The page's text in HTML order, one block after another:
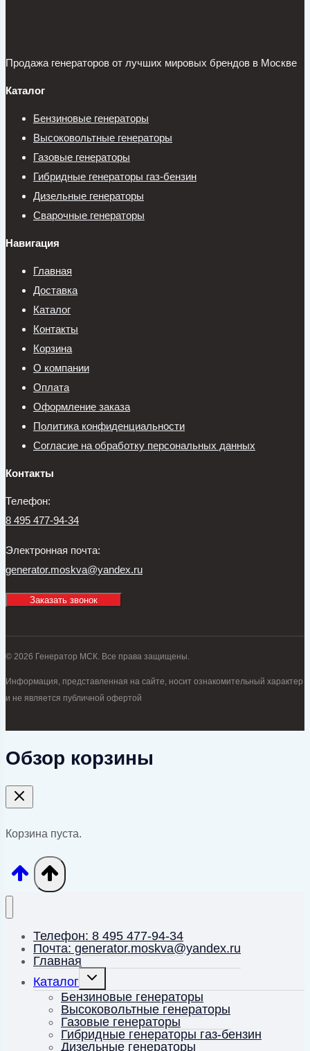
Продажа генераторов от лучших мировых брендов в Москве
Каталог
Бензиновые генераторы
Высоковольтные генераторы
Газовые генераторы
Гибридные генераторы газ-бензин
Дизельные генераторы
Сварочные генераторы
Навигация
Главная
Доставка
Каталог
Контакты
Корзина
О компании
Оплата
Оформление заказа
Политика конфиденциальности
Согласие на обработку персональных данных
Контакты
Телефон:
8 495 477-94-34
Электронная почта:
generator.moskva@yandex.ru
Заказать звонок
© 2026 Генератор МСК. Все права защищены.
Информация, представленная на сайте, носит ознакомительный характер
и не является публичной офертой
Обзор корзины
Корзина пуста.
Телефон: 8 495 477-94-34
Почта: generator.moskva@yandex.ru
Главная
Каталог
Переключить
меню
Бензиновые генераторы
Высоковольтные генераторы
Газовые генераторы
Гибридные генераторы газ-бензин
Дизельные генераторы